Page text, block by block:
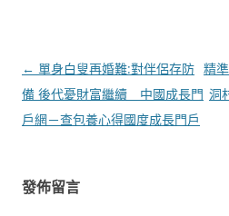
文
章
導
← 單身白叟再婚難:對伴侶存防
備 後代憂財富繼續 _ 中國成長門
戶網－查包養心得國度成長門戶
精
洞
發佈留言